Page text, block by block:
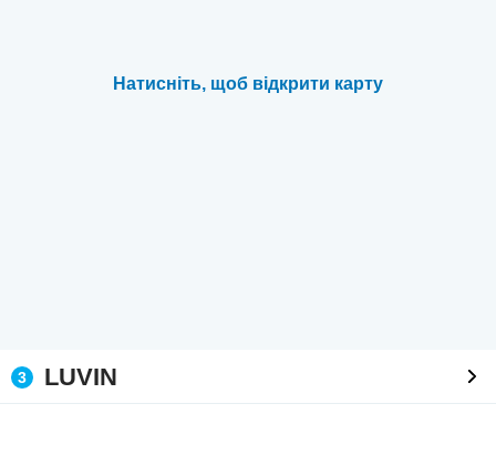
Натисніть, щоб відкрити карту
3 LUVIN